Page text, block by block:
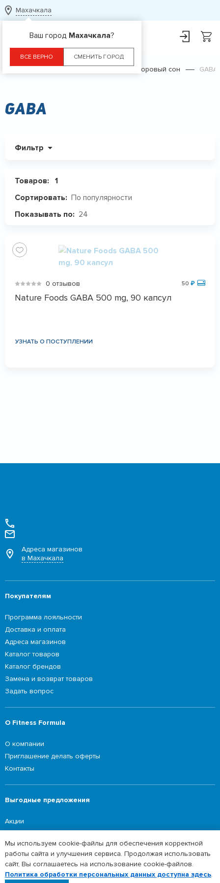
Махачкала
Ваш город Махачкала?
ВСЕ ВЕРНО СМЕНИТЬ ГОРОД
Здоровый сон GABA
GABA
Фильтр
Товаров:
1
Сортировать: По популярности
Показывать по: 24
0 отзывов 50 ₽
Nature Foods GABA 500 mg, 90 капсул
УЗНАТЬ О ПОСТУПЛЕНИИ
Адреса магазинов
в Махачкала
Покупателям
Программа лояльности
Доставка и оплата
Адреса магазинов
Каталог товаров
Каталог брендов
Замена и возврат товаров
Задать вопрос
О Fitness Formula
О компании
Приглашение делать оферты
Контакты
Выгодные предложения
Акции
©2026 Fitness Formula
Политика обработки персональных данных
Сайт в режиме наполнения данных. Полный
ассортимент доступен в нашем мобильном
Мы используем cookie-файлы для обеспечения корректной
работы сайта и улучшения сервиса. Продолжая использовать
сайт, Вы соглашаетесь на использование cookie-файлов.
Политика обработки персональных данных доступна здесь.